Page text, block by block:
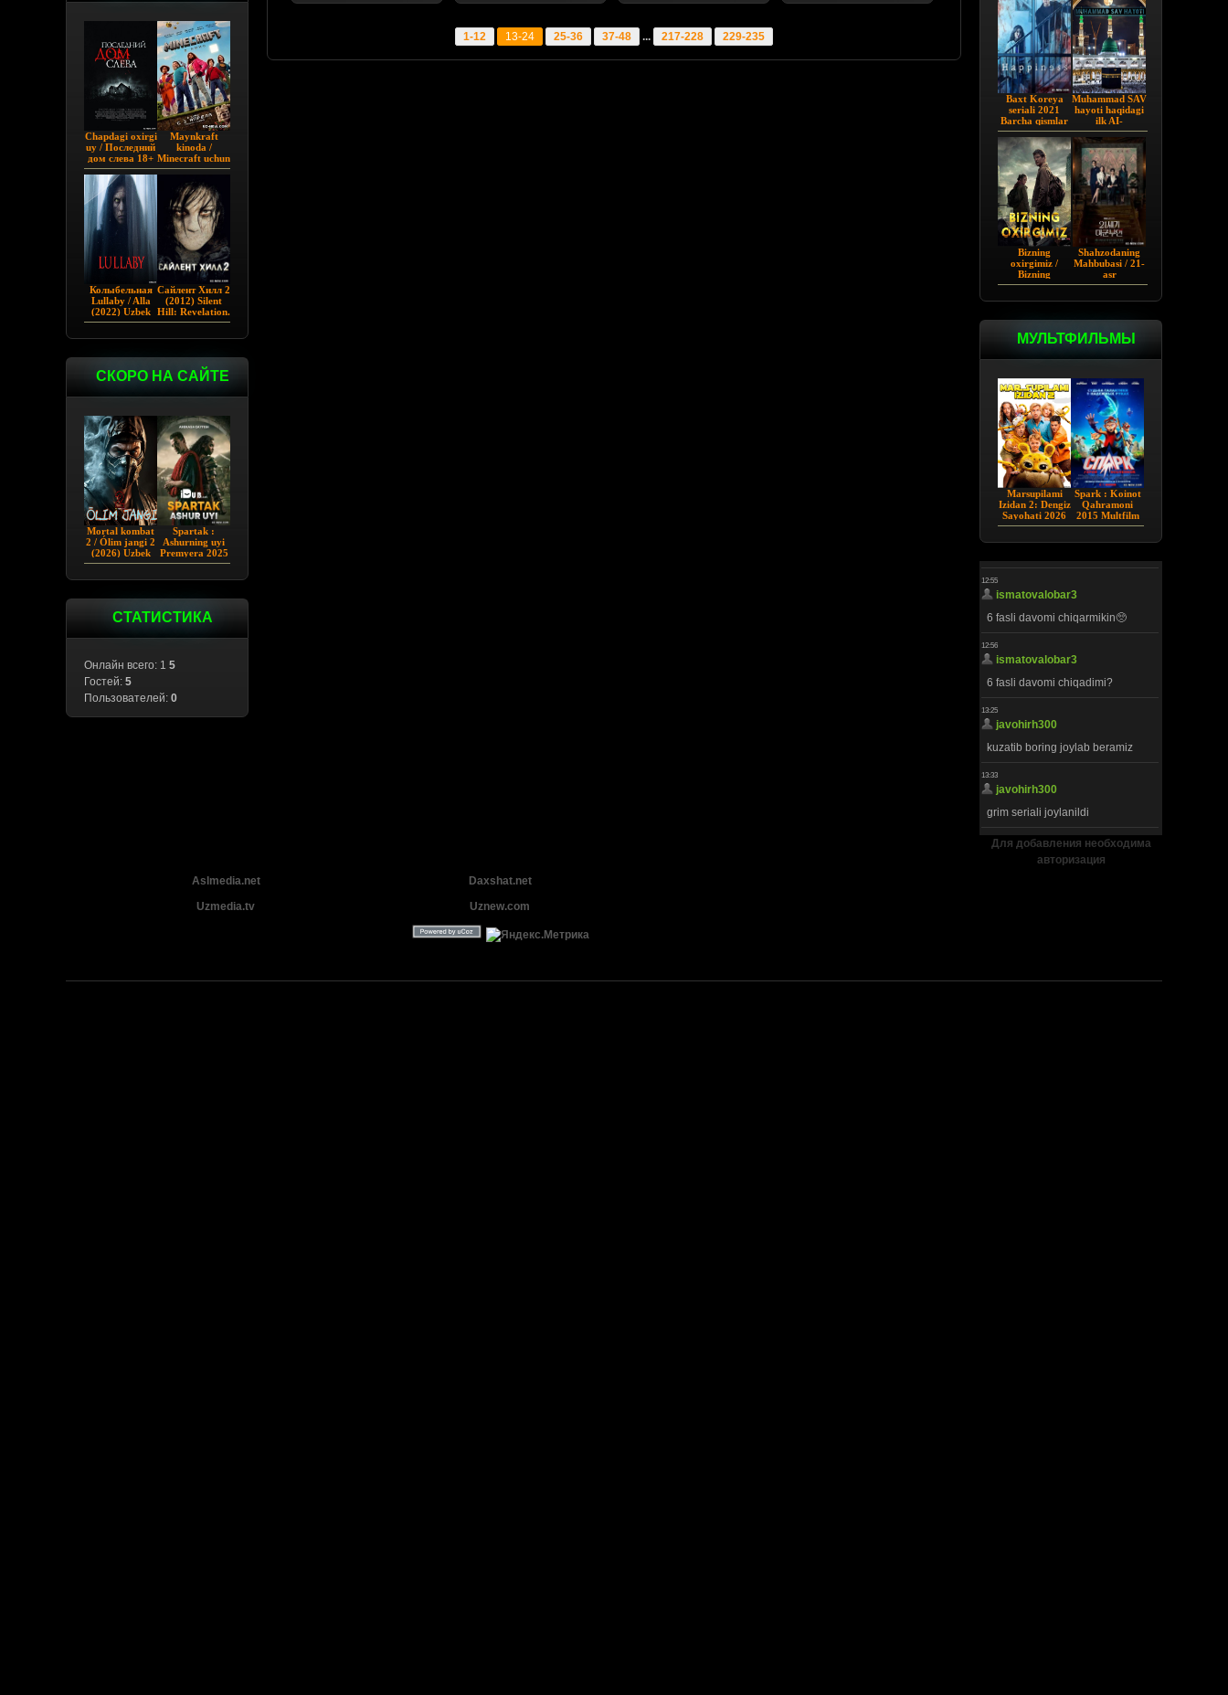
Chapdagi oxirgi
uy / Последний
дом слева 18+
(2009)
Maynkraft
kinoda /
Minecraft uchun
film / Maygiraft
2025 AQSH
filmi
Колыбельная
Lullaby / Alla
(2022) Uzbek
tilida
Сайлент Хилл 2
(2012) Silent
Hill: Revelation.
СКОРО НА САЙТЕ
Mortal kombat
2 / Ólim jangi 2
(2026) Uzbek
tilida
Spartak :
Ashurning uyi
Premyera 2025
Barcha qismlar
СТАТИСТИКА
Онлайн всего: 1 5
Гостей: 5
Пользователей: 0
Baxt Koreya
seriali 2021
Barcha qismlar
Uzbekcha
tarjima
Muhammad SAV
hayoti haqidagi
ilk AI-
vizuallashtirilgan
serial! - Yo
Rasululloh |
Barcha qismi
Bizning
oxirgimiz /
Bizning
so'ngimiz AQSh
tilida O'zbekcha
Shahzodaning
Mahbubasi / 21-
asr
Shaxzodasining
МУЛЬТФИЛЬМЫ
Marsupilami
Izidan 2: Dengiz
Sayohati 2026
HD Uzbek tilida
Spark : Koinot
Qahramoni
2015 Multfilm
Uzbek tilida
Для добавления необходима
авторизация
1-12 13-24 25-36 37-48 ... 217-228 229-235
Aslmedia.net
Uzmedia.tv
Daxshat.net
Uznew.com